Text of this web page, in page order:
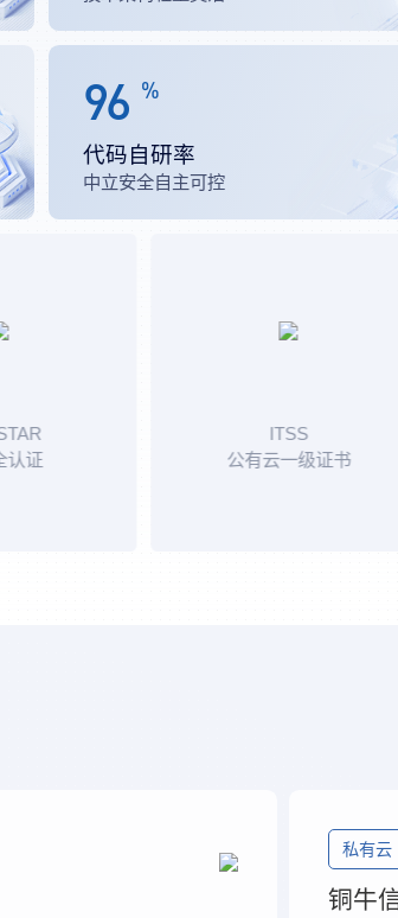
96 %
代码自研率
中立安全自主可控
公有云一级证书
私有云
铜牛